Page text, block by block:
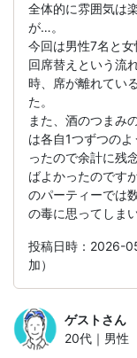
全体的に雰囲気は
が…。
今回は男性7名と
回席替えという流
時、席が離れてい
た。
また、酒のつまみ
は各自1つずつの
ったので余計に残
ばよかったのです
のパーティーでは
の毒に思ってしま
投稿日時：2026-
加）
ゲストさん
20代｜男性